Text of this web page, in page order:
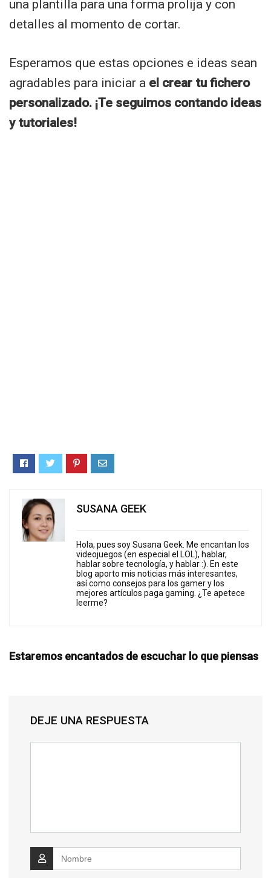
una plantilla para una forma prolija y con
detalles al momento de cortar.
Esperamos que estas opciones e ideas sean
agradables para iniciar a el crear tu fichero
personalizado. ¡Te seguimos contando ideas
y tutoriales!
SUSANA GEEK
Hola, pues soy Susana Geek. Me encantan los
videojuegos (en especial el LOL), hablar,
hablar sobre tecnología, y hablar :). En este
blog aporto mis noticias más interesantes,
así como consejos para los gamer y los
mejores artículos paga gaming. ¿Te apetece
leerme?
Estaremos encantados de escuchar lo que piensas
DEJE UNA RESPUESTA